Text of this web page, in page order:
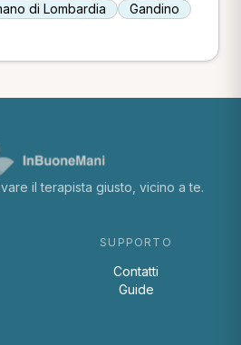
di Lombardia
Gandino
il terapista giusto, vicino a te.
SUPPORTO
Contatti
Guide